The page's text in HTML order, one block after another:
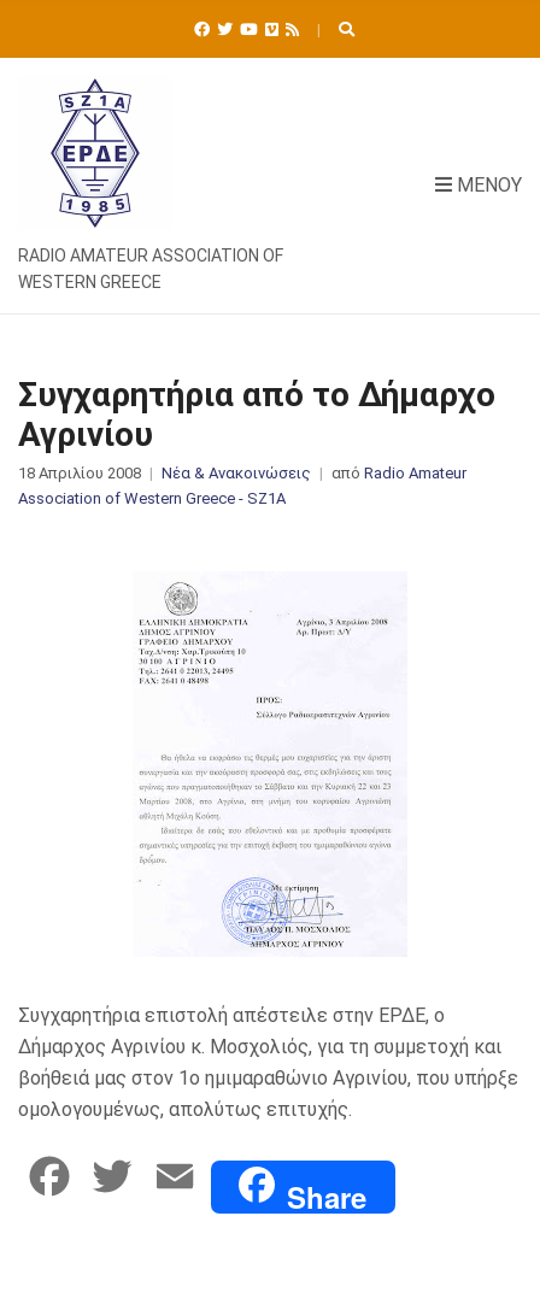
RADIO AMATEUR ASSOCIATION OF
WESTERN GREECE
ΜΕΝΟΎ
Συγχαρητήρια από το Δήμαρχο
Αγρινίου
18 Απριλίου 2008 Νέα & Ανακοινώσεις από Radio Amateur
Association of Western Greece - SZ1A
Συγχαρητήρια επιστολή απέστειλε στην ΕΡΔΕ, ο
Δήμαρχος Αγρινίου κ. Μοσχολιός, για τη συμμετοχή και
βοήθειά μας στον 1ο ημιμαραθώνιο Αγρινίου, που υπήρξε
ομολογουμένως, απολύτως επιτυχής.
E Share